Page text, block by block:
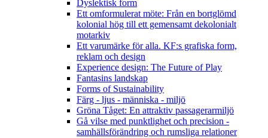
Dyslektisk form
Ett omformulerat möte: Från en bortglömd
kolonial hög till ett gemensamt dekolonialt
motarkiv
Ett varumärke för alla. KF:s grafiska form,
reklam och design
Experience design: The Future of Play
Fantasins landskap
Forms of Sustainability
Färg - ljus - människa - miljö
Gröna Tåget: En attraktiv passagerarmiljö
Gå vilse med punktlighet och precision -
samhällsförändring och rumsliga relationer